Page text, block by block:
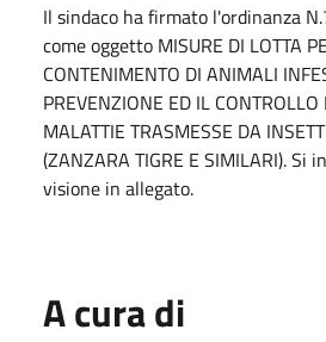
Il sindaco ha firmato l'ordinanza
come oggetto MISURE DI LOTTA
CONTENIMENTO DI ANIMALI
PREVENZIONE ED IL CONTROLLO
MALATTIE TRASMESSE DA
(ZANZARA TIGRE E SIMILARI). Si
visione in allegato.
A cura di